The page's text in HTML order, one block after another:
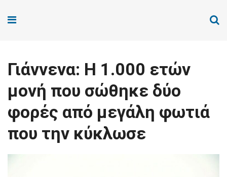
Γιάννενα: Η 1.000 ετών
μονή που σώθηκε δύο
φορές από μεγάλη φωτιά
που την κύκλωσε